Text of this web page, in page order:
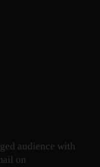
audience with
on